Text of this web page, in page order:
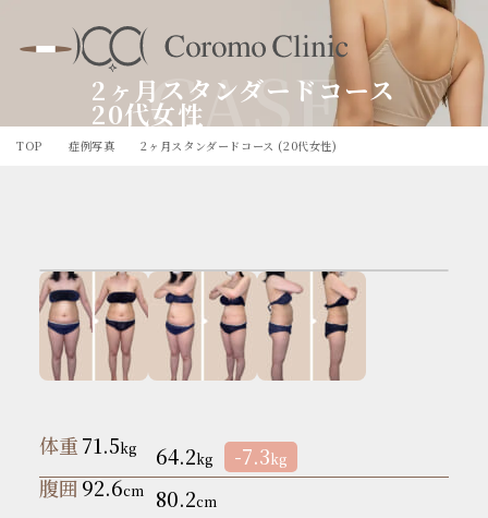
2ヶ月スタンダードコース
20代女性CASE
TOP 症例写真 2ヶ月スタンダードコース (20代女性)
体重71.5kg 64.2kg -7.3kg
腹囲92.6cm 80.2cm